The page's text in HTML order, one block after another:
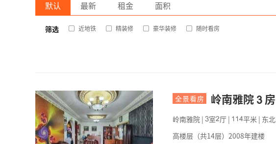
默认 最新 租金 面积
筛选 近地铁 精装修 豪华装修 随时看房
全景看房 岭南雅院  房
岭南雅院 | 室厅 |   平米 | 东北
高楼层（共14层）2008年建楼